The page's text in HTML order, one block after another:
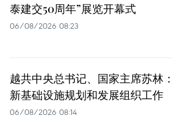
泰建交50周年”展览开幕式
06/08/2026 08:23
越共中央总书记、国家主席苏林
新基础设施规划和发展组织工作
06/08/2026 08:14